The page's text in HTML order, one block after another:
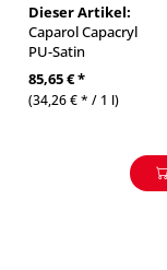
Dieser Artikel:
Caparol Capacryl
PU-Satin
85,65 € *
(34,26 € * / 1 l)